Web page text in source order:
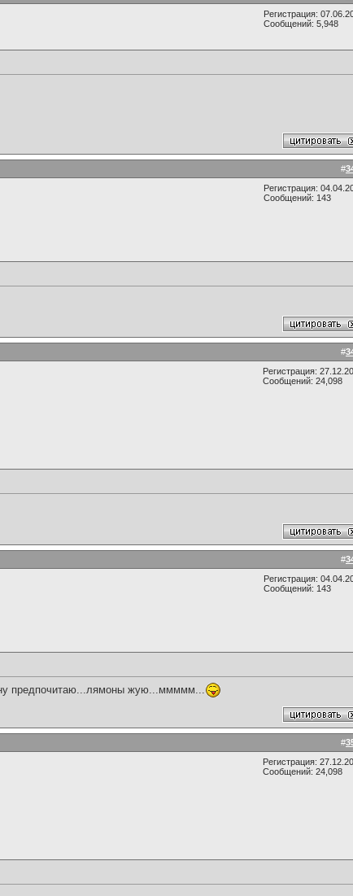
Регистрация:
Сообщений: 5,948
#
Регистрация:
Сообщений: 143
#
Регистрация:
Сообщений: 24,098
#
Регистрация:
Сообщений: 143
предпочитаю...лямоны жую...ммммм...
#
Регистрация:
Сообщений: 24,098